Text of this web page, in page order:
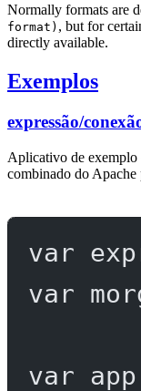
Normally formats are
format) , but for
directly available.
Exemplos
expressão/
Aplicativo de exemplo
combinado do
var
var
var app